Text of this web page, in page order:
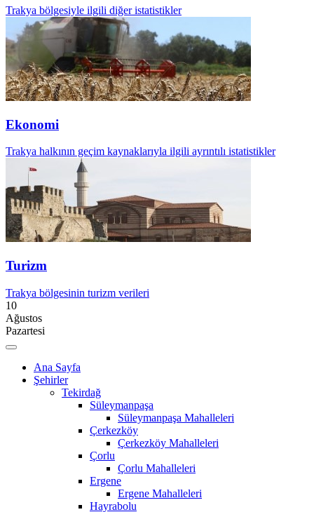
Trakya bölgesiyle ilgili diğer istatistikler
Ekonomi
Trakya halkının geçim kaynaklarıyla ilgili ayrıntılı istatistikler
Turizm
Trakya bölgesinin turizm verileri
10
Ağustos
Pazartesi
Ana Sayfa
Şehirler
Tekirdağ
Süleymanpaşa
Süleymanpaşa Mahalleleri
Çerkezköy
Çerkezköy Mahalleleri
Çorlu
Çorlu Mahalleleri
Ergene
Ergene Mahalleleri
Hayrabolu